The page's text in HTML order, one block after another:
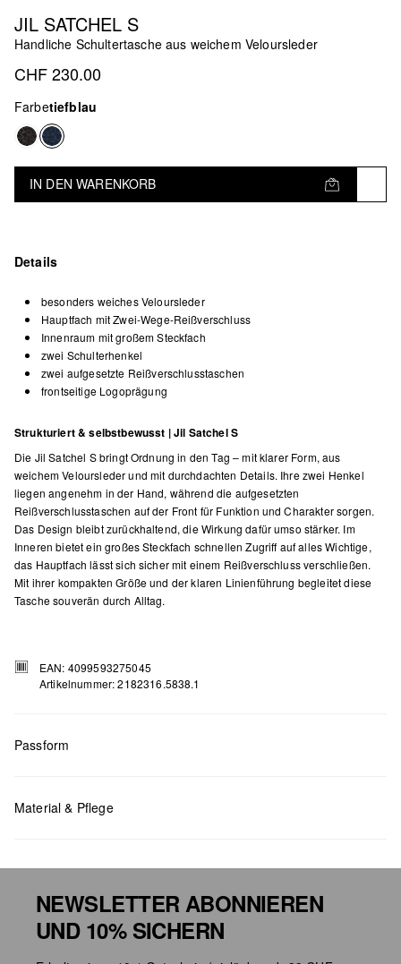
JIL SATCHEL S
Handliche Schultertasche aus weichem Veloursleder
CHF 230.00
Farbetiefblau
IN DEN WARENKORB
Details
besonders weiches Veloursleder
Hauptfach mit Zwei-Wege-Reißverschluss
Innenraum mit großem Steckfach
zwei Schulterhenkel
zwei aufgesetzte Reißverschlusstaschen
frontseitige Logoprägung
Strukturiert & selbstbewusst | Jil Satchel S
Die Jil Satchel S bringt Ordnung in den Tag – mit klarer Form, aus
weichem Veloursleder und mit durchdachten Details. Ihre zwei Henkel
liegen angenehm in der Hand, während die aufgesetzten
Reißverschlusstaschen auf der Front für Funktion und Charakter sorgen.
Das Design bleibt zurückhaltend, die Wirkung dafür umso stärker. Im
Inneren bietet ein großes Steckfach schnellen Zugriff auf alles Wichtige,
das Hauptfach lässt sich sicher mit einem Reißverschluss verschließen.
Mit ihrer kompakten Größe und der klaren Linienführung begleitet diese
Tasche souverän durch Alltag.
EAN: 4099593275045
Artikelnummer: 2182316.5838.1
Passform
H x B x T (cm): 12 x 28 x 9
Material & Pflege
NEWSLETTER ABONNIEREN
UND 10% SICHERN